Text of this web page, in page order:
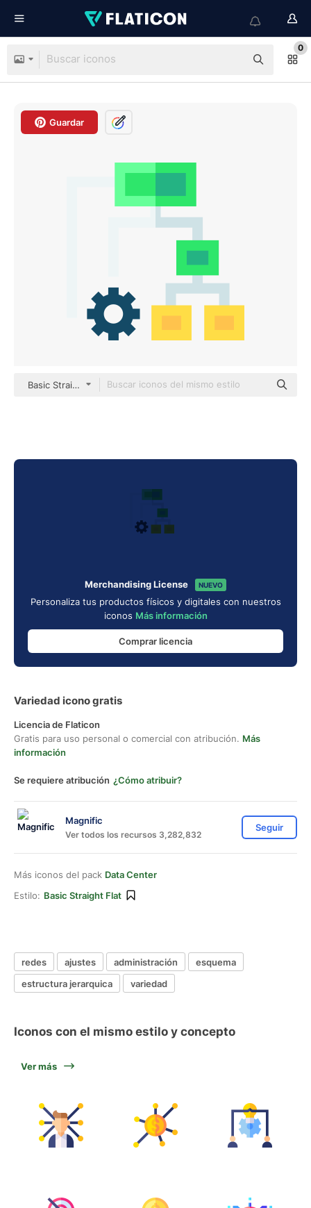
0
Guardar
Basic Straight Flat
Merchandising License NUEVO
Personaliza tus productos físicos y digitales con nuestros
iconos Más información
Comprar licencia
Variedad icono gratis
Licencia de Flaticon
Gratis para uso personal o comercial con atribución. Más
información
Se requiere atribución ¿Cómo atribuir?
Magnific
Ver todos los recursos 3,282,832
Seguir
Más iconos del pack Data Center
Estilo: Basic Straight Flat
redes ajustes administración
esquema
estructura jerarquica
variedad
Iconos con el mismo estilo y concepto
Ver más